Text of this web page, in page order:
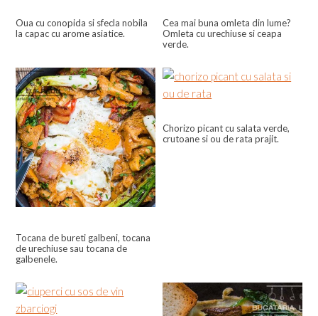
Oua cu conopida si sfecla nobila
la capac cu arome asiatice.
Cea mai buna omleta din lume?
Omleta cu urechiuse si ceapa
verde.
Tocana de bureti galbeni, tocana
de urechiuse sau tocana de
galbenele.
Chorizo picant cu salata verde,
crutoane si ou de rata prajit.